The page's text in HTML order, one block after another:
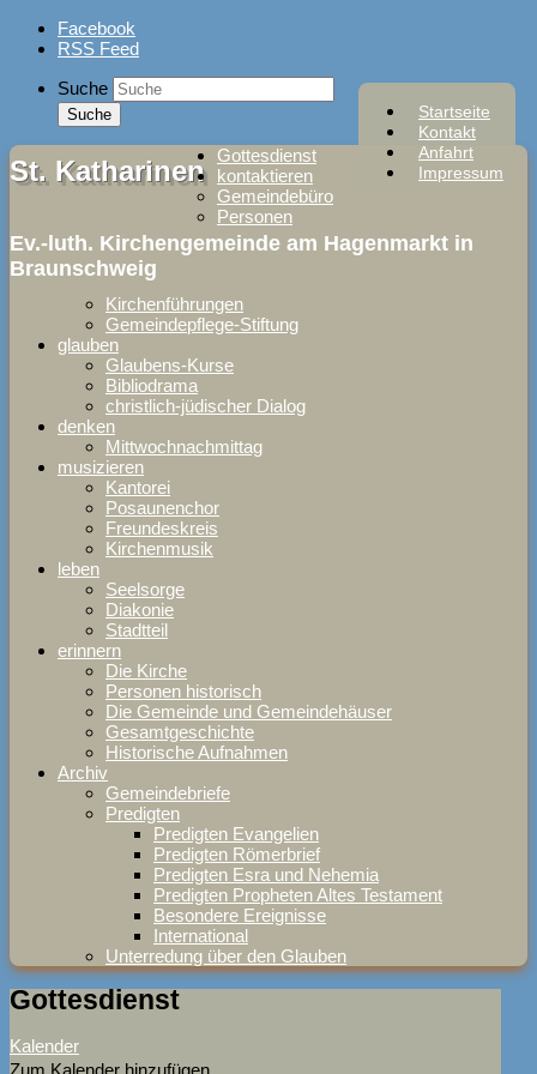
Skip
Facebook
RSS Feed
Startseite
Kontakt
Anfahrt
Impressum
Suche
St. Katharinen
Ev.-luth. Kirchengemeinde am Hagenmarkt in
Braunschweig
Gottesdienst
kontaktieren
Gemeindebüro
Personen
Kirchenführungen
Gemeindepflege-Stiftung
glauben
Glaubens-Kurse
Bibliodrama
christlich-jüdischer Dialog
denken
Mittwochnachmittag
musizieren
Kantorei
Posaunenchor
Freundeskreis
Kirchenmusik
leben
Seelsorge
Diakonie
Stadtteil
erinnern
Die Kirche
Personen historisch
Die Gemeinde und Gemeindehäuser
Gesamtgeschichte
Historische Aufnahmen
Archiv
Gemeindebriefe
Predigten
Predigten Evangelien
Predigten Römerbrief
Predigten Esra und Nehemia
Predigten Propheten Altes Testament
Besondere Ereignisse
International
Unterredung über den Glauben
Gottesdienst
Kalender